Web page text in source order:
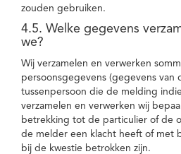
zouden gebruiken.
4.5. Welke gegevens
we?
Wij verzamelen en verwerken
persoonsgegevens (gegevens van
tussenpersoon die de melding
verzamelen en verwerken wij
betrekking tot de particulier of de
de melder een klacht heeft of met
bij de kwestie betrokken zijn.